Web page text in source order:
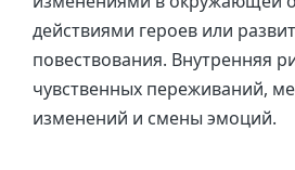
действиями героев или
повествования. Внутренняя
чувственных переживаний,
изменений и смены эмоций.